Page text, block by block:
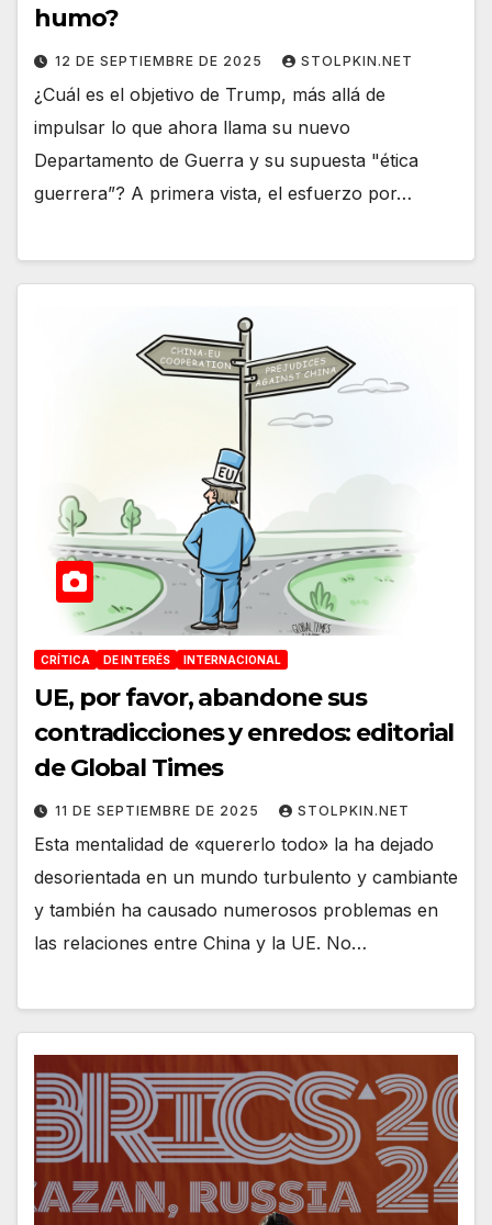
humo?
12 DE SEPTIEMBRE DE 2025 STOLPKIN.NET
¿Cuál es el objetivo de Trump, más allá de
impulsar lo que ahora llama su nuevo
Departamento de Guerra y su supuesta "ética
guerrera”? A primera vista, el esfuerzo por…
CRÍTICA DE INTERÉS INTERNACIONAL
UE, por favor, abandone sus
contradicciones y enredos: editorial
de Global Times
11 DE SEPTIEMBRE DE 2025 STOLPKIN.NET
Esta mentalidad de «quererlo todo» la ha dejado
desorientada en un mundo turbulento y cambiante
y también ha causado numerosos problemas en
las relaciones entre China y la UE. No…